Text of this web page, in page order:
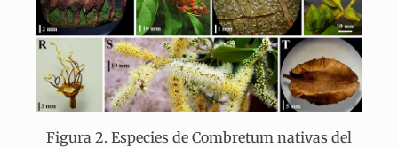
Figura 2. Especies de Combretum nativas del